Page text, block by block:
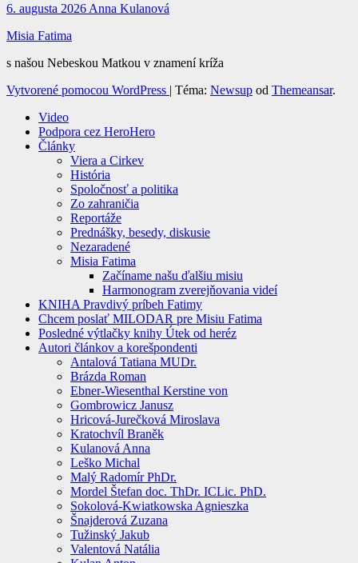
6. augusta 2026 Anna Kulanová
Misia Fatima
s našou Nebeskou Matkou v znamení kríža
Vytvorené pomocou WordPress | Téma: Newsup od Themeansar.
Video
Podpora cez HeroHero
Články
Viera a Cirkev
História
Spoločnosť a politika
Zo zahraničia
Reportáže
Prednášky, besedy, diskusie
Nezaradené
Misia Fatima
Začíname našu ďalšiu misiu
Harmonogram zverejňovania videí
KNIHA Pravdivý príbeh Fatimy
Chcem poslať MILODAR pre Misiu Fatima
Posledné výtlačky knihy Útek od heréz
Autori článkov a korešpondenti
Antalová Tatiana MUDr.
Brázda Roman
Ebner-Wiesenthal Kerstine von
Gombrowicz Janusz
Hricová-Jurečková Miroslava
Kratochvíl Braněk
Kulanová Anna
Leško Michal
Malý Radomír PhDr.
Mordel Štefan doc. ThDr. ICLic. PhD.
Sokolová-Kwiatkowska Agnieszka
Šnajderová Zuzana
Tužinský Jakub
Valentová Natália